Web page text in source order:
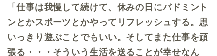
「仕事は我慢して続けて、休みの日にバドミント
ンとかスポーツとかやってリフレッシュする。思
いっきり遊ぶことでもいい。そしてまた仕事を頑
張る・・・そういう生活を送ることが幸せなん